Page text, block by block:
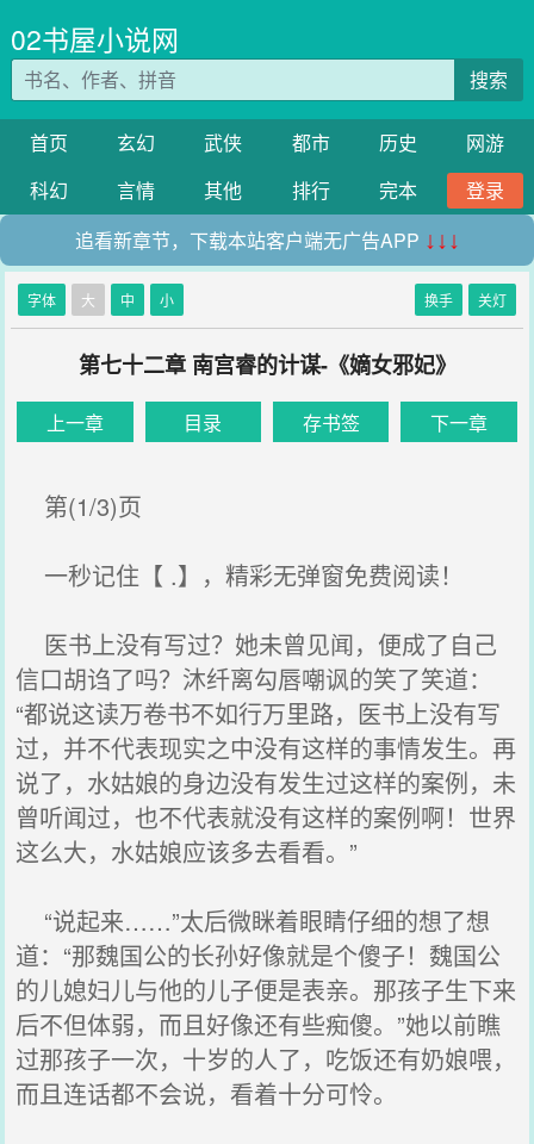
02书屋小说网
搜索
首页 玄幻 武侠 都市 历史
网游
科幻
言情 其他 排行 完本
登录
追看新章节，下载本站客户端无广告APP ↓↓↓
字体 大 中 小 换手 关灯
第七十二章 南宫睿的计谋-《嫡女邪妃》
上一章 目录 存书签 下一章
第(1/3)页
一秒记住【 .】，精彩无弹窗免费阅读！
医书上没有写过？她未曾见闻，便成了自己
信口胡诌了吗？沐纤离勾唇嘲讽的笑了笑道：
“都说这读万卷书不如行万里路，医书上没有写
过，并不代表现实之中没有这样的事情发生。再
说了，水姑娘的身边没有发生过这样的案例，未
曾听闻过，也不代表就没有这样的案例啊！世界
这么大，水姑娘应该多去看看。”
“说起来……”太后微眯着眼睛仔细的想了想
道：“那魏国公的长孙好像就是个傻子！魏国公
的儿媳妇儿与他的儿子便是表亲。那孩子生下来
后不但体弱，而且好像还有些痴傻。”她以前瞧
过那孩子一次，十岁的人了，吃饭还有奶娘喂，
而且连话都不会说，看着十分可怜。